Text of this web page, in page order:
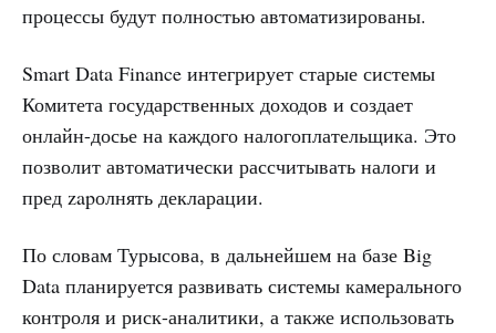
процессы будут полностью автоматизированы.
Smart Data Finance интегрирует старые системы
Комитета государственных доходов и создает
онлайн-досье на каждого налогоплательщика. Это
позволит автоматически рассчитывать налоги и
пред zapолнять декларации.
По словам Турысова, в дальнейшем на базе Big
Data планируется развивать системы камерального
контроля и риск-аналитики, а также использовать